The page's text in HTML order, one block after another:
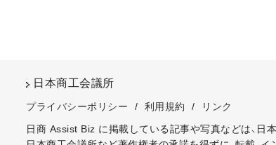
日本商工会議所
プライバシーポリシー / 利用規約 /
リンク
日商 Assist Biz に掲載している記事や写真などは、日